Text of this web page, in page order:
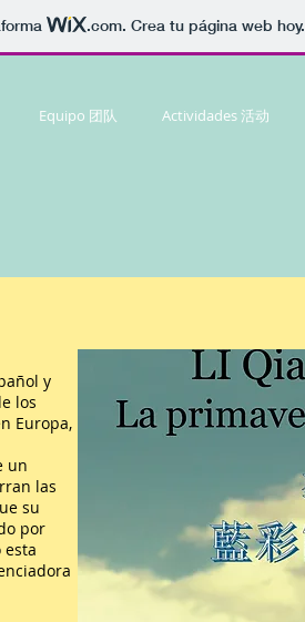
.com. Crea tu página web hoy.
Equipo 团队 Actividades 活动
y
los
Europa,
un
las
su
por
esta